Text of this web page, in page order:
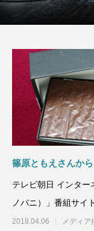
篠原ともえさんか
テレビ朝日 インター
ノバニ）」番組サイ
2018.04.06 メディア